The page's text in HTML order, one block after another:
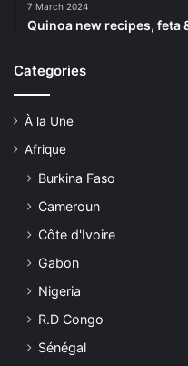
7 March 2024
Quinoa new recipes, feta
Categories
À la Une
Afrique
Burkina Faso
Cameroun
Côte d'Ivoire
Gabon
Nigeria
R.D Congo
Sénégal